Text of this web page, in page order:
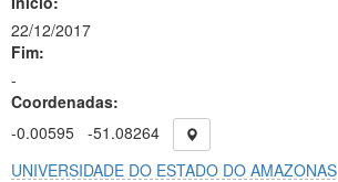
22/12/2017
Fim:
-
Coordenadas:
-0.00595 -51.08264
UNIVERSIDADE DO ESTADO DO AMAZONAS